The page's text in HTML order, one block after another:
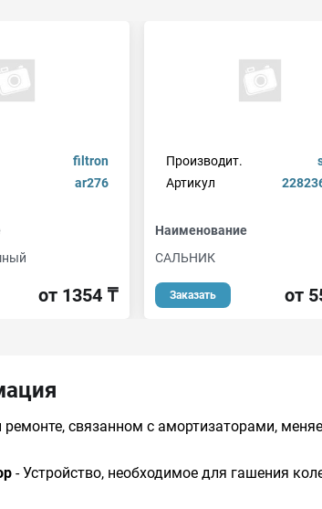
filtron
ar276
от 1354 ₸
Производит.
Артикул
Наименование
САЛЬНИК
Заказать от
связанном с амортизаторами,
- Устройство, необходимое для гашения